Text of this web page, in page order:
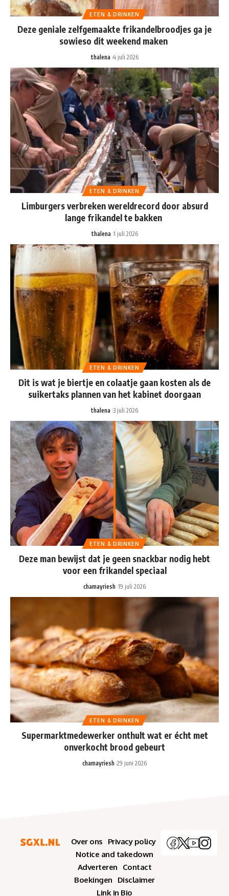
ETEN & DRINKEN
Deze geniale zelfgemaakte frikandelbroodjes ga je
sowieso dit weekend maken
thalena 4 juli 2026
ETEN & DRINKEN
Limburgers verbreken wereldrecord door absurd
lange frikandel te bakken
thalena 1 juli 2026
ETEN & DRINKEN
Dit is wat je biertje en colaatje gaan kosten als de
suikertaks plannen van het kabinet doorgaan
thalena 3 juli 2026
ETEN & DRINKEN
Deze man bewijst dat je geen snackbar nodig hebt
voor een frikandel speciaal
chamayriesh 19 juli 2026
ETEN & DRINKEN
Supermarktmedewerker onthult wat er écht met
onverkocht brood gebeurt
chamayriesh 29 juni 2026
Over ons
Privacy policy
Notice and takedown
Adverteren
Contact
Boekingen
Disclaimer
Link in Bio